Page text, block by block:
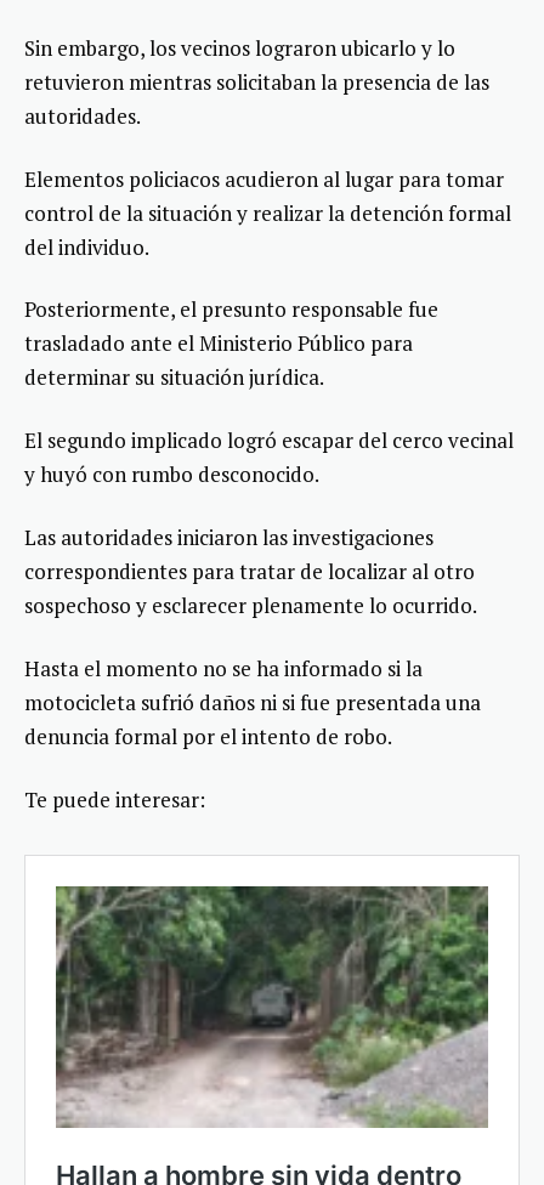
Sin embargo, los vecinos lograron ubicarlo y lo
retuvieron mientras solicitaban la presencia de las
autoridades.
Elementos policiacos acudieron al lugar para tomar
control de la situación y realizar la detención formal
del individuo.
Posteriormente, el presunto responsable fue
trasladado ante el Ministerio Público para
determinar su situación jurídica.
El segundo implicado logró escapar del cerco vecinal
y huyó con rumbo desconocido.
Las autoridades iniciaron las investigaciones
correspondientes para tratar de localizar al otro
sospechoso y esclarecer plenamente lo ocurrido.
Hasta el momento no se ha informado si la
motocicleta sufrió daños ni si fue presentada una
denuncia formal por el intento de robo.
Te puede interesar: